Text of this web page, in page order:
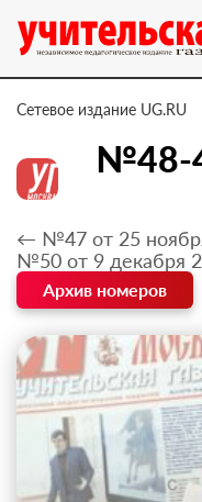
Сетевое издание UG.RU
№48-
← №47 от 25
№50 от 9 декабря
Архив номеров